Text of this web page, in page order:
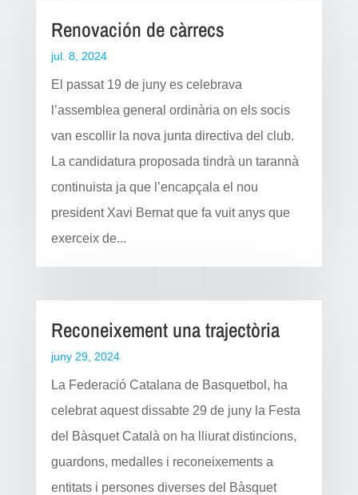
Renovación de càrrecs
jul. 8, 2024
El passat 19 de juny es celebrava
l’assemblea general ordinària on els socis
van escollir la nova junta directiva del club.
La candidatura proposada tindrà un tarannà
continuista ja que l’encapçala el nou
president Xavi Bernat que fa vuit anys que
exerceix de...
Reconeixement una trajectòria
juny 29, 2024
La Federació Catalana de Basquetbol, ha
celebrat aquest dissabte 29 de juny la Festa
del Bàsquet Català on ha lliurat distincions,
guardons, medalles i reconeixements a
entitats i persones diverses del Bàsquet